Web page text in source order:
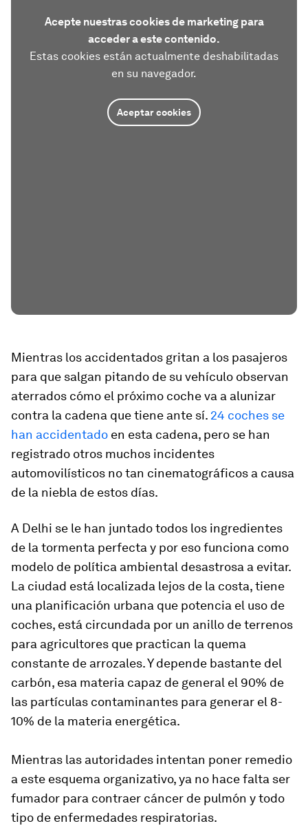
Acepte nuestras cookies de marketing para
acceder a este contenido.
Estas cookies están actualmente deshabilitadas
en su navegador.
Aceptar cookies
Mientras los accidentados gritan a los pasajeros
para que salgan pitando de su vehículo observan
aterrados cómo el próximo coche va a alunizar
contra la cadena que tiene ante sí. 24 coches se
han accidentado en esta cadena, pero se han
registrado otros muchos incidentes
automovilísticos no tan cinematográficos a causa
de la niebla de estos días.
A Delhi se le han juntado todos los ingredientes
de la tormenta perfecta y por eso funciona como
modelo de política ambiental desastrosa a evitar.
La ciudad está localizada lejos de la costa, tiene
una planificación urbana que potencia el uso de
coches, está circundada por un anillo de terrenos
para agricultores que practican la quema
constante de arrozales. Y depende bastante del
carbón, esa materia capaz de general el 90% de
las partículas contaminantes para generar el 8-
10% de la materia energética.
Mientras las autoridades intentan poner remedio
a este esquema organizativo, ya no hace falta ser
fumador para contraer cáncer de pulmón y todo
tipo de enfermedades respiratorias.